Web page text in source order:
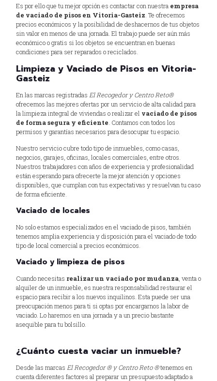
Es por ello que tu mejor opción es contactar con nuestra empresa
de vaciado de pisos en Vitoria-Gasteiz . Te ofrecemos
precios económicos y la posibilidad de deshacernos de tus objetos
sin valor en menos de una jornada. El trabajo puede ser aún más
económico o gratis si los objetos se encuentran en buenas
condiciones para ser reparados o reciclados.
Limpieza y Vaciado de Pisos en Vitoria-
Gasteiz
En las marcas registradas El Recogedor y Centro Reto®
ofrecemos las mejores ofertas por un servicio de alta calidad para
la limpieza integral de viviendas o realizar el vaciado de pisos
de forma segura y eficiente . Contamos con todos los
permisos y garantías necesarios para desocupar tu espacio.
Nuestro servicio cubre todo tipo de inmuebles, como casas,
negocios, garajes, oficinas, locales comerciales, entre otros.
Nuestros trabajadores con años de experiencia y profesionalidad
están esperando para ofrecerte la mejor atención y opciones
disponibles, que cumplan con tus expectativas y resuelvan tu caso
de forma eficiente.
Vaciado de locales
No solo estamos especializados en el vaciado de pisos, también
tenemos amplia experiencia y disposición para el vaciado de todo
tipo de local comercial a precios económicos.
Vaciado y limpieza de pisos
Cuando necesitas realizar un vaciado por mudanza , venta o
alquiler de un inmueble, es nuestra responsabilidad restaurar el
espacio para recibir a los nuevos inquilinos. Esta puede ser una
preocupación menos para ti si optas por encargarnos la labor de
vaciado. Lo haremos en una jornada y a un precio bastante
asequible para tu bolsillo.
¿Cuánto cuesta vaciar un inmueble?
Desde las marcas El Recogedor ® y Centro Reto ®tenemos en
cuenta diferentes factores al preparar un presupuesto adaptado a